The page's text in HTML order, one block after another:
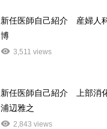
新任医師自己紹介 産婦人
博
3,511 views
新任医師自己紹介 上部消
浦辺雅之
2,843 views